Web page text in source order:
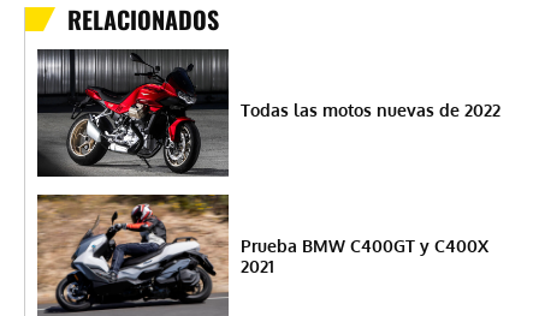
RELACIONADOS
Todas las motos nuevas de 2022
Prueba BMW C400GT y C400X
2021